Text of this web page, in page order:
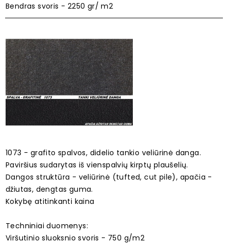
Bendras svoris - 2250 gr/ m2
1073 - grafito spalvos, didelio tankio veliūrinė danga.
Paviršius sudarytas iš vienspalvių kirptų plaušelių.
Dangos struktūra - veliūrinė (tufted, cut pile), apačia -
džiutas, dengtas guma.
Kokybę atitinkanti kaina
Techniniai duomenys:
Viršutinio sluoksnio svoris - 750 g/m2